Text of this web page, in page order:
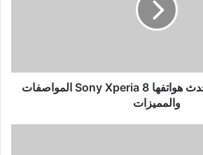
سوني تكشف عن احدث هواتفها Sony Xperia 8 المواصفات
والمميزات